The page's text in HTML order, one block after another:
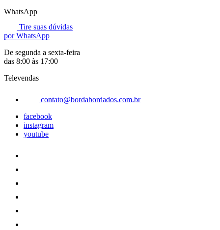
WhatsApp
Tire suas dúvidas
por WhatsApp
De segunda a sexta-feira
das 8:00 às 17:00
Televendas
contato@bordabordados.com.br
facebook
instagram
youtube